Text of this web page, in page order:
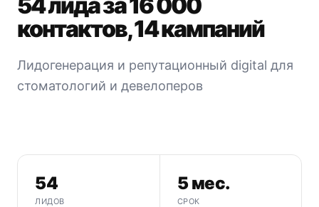
контактов, 14 кампаний
Лидогенерация и репутационный digital для
стоматологий и девелоперов
54
ЛИДОВ
5 мес.
СРОК